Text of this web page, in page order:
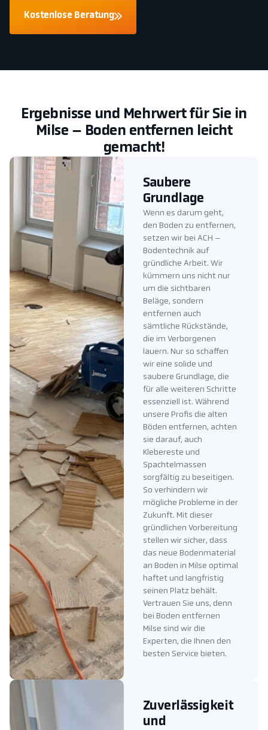
Kostenlose Beratung
Ergebnisse und Mehrwert für Sie in
Milse – Boden entfernen leicht
gemacht!
Saubere
Grundlage
Wenn es darum geht,
den Boden zu entfernen,
setzen wir bei ACH –
Bodentechnik auf
gründliche Arbeit. Wir
kümmern uns nicht nur
um die sichtbaren
Beläge, sondern
entfernen auch
sämtliche Rückstände,
die im Verborgenen
lauern. Nur so schaffen
wir eine solide und
saubere Grundlage, die
für alle weiteren Schritte
essenziell ist. Während
unsere Profis die alten
Böden entfernen, achten
sie darauf, auch
Klebereste und
Spachtelmassen
sorgfältig zu beseitigen.
So verhindern wir
mögliche Probleme in der
Zukunft. Mit dieser
gründlichen Vorbereitung
stellen wir sicher, dass
das neue Bodenmaterial
an Boden in Milse optimal
haftet und langfristig
seinen Platz behält.
Vertrauen Sie uns, denn
bei Boden entfernen
Milse sind wir die
Experten, die Ihnen den
besten Service bieten.
Zuverlässigkeit
und